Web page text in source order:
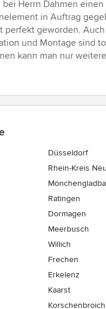
bei Herrn Dahmen
in Auftrag
perfekt geworden.
und Montage sind
kann man nur
Düsseldorf
Rhein-Kreis
Ratingen
Dormagen
Meerbusch
Willich
Frechen
Erkelenz
Kaarst
Korschenbroich